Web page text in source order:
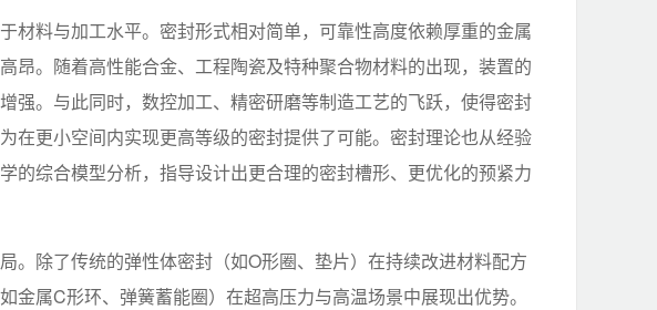
材料与加工水平。密封形式相对简单，可靠性高度依赖厚重的金属
昂。随着高性能合金、工程陶瓷及特种聚合物材料的出现，装置的
强。与此同时，数控加工、精密研磨等制造工艺的飞跃，使得密封
在更小空间内实现更高等级的密封提供了可能。密封理论也从经验
的综合模型分析，指导设计出更合理的密封槽形、更优化的预紧力
。除了传统的弹性体密封（如O形圈、垫片）在持续改进材料配方
金属C形环、弹簧蓄能圈）在超高压力与高温场景中展现出优势。